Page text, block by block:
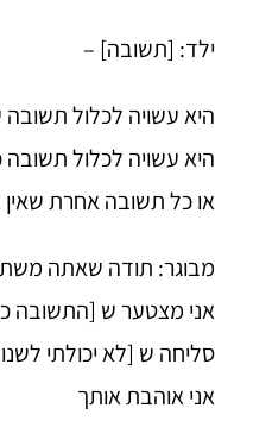
ילד: [תשובה] –
היא עשויה לכלול
היא עשויה לכלול
או כל תשובה אחרת
מבוגר: תודה שאתה
אני מצטער ש [התשובה
סליחה ש [לא יכולתי
אני אוהבת אותך